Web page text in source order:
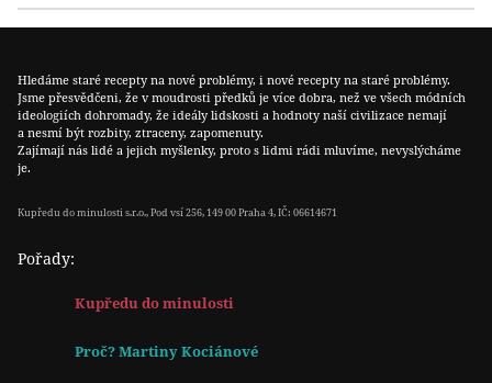
Hledáme staré recepty na nové problémy, i nové recepty na staré problémy.
Jsme přesvědčeni, že v moudrosti předků je více dobra, než ve všech módních
ideologiích dohromady, že ideály lidskosti a hodnoty naší civilizace nemají
a nesmí být rozbity, ztraceny, zapomenuty.
Zajímají nás lidé a jejich myšlenky, proto s lidmi rádi mluvíme, nevyslýcháme
je.
Kupředu do minulosti s.r.o., Pod vsí 256, 149 00 Praha 4, IČ: 06614671
Pořady:
Kupředu do minulosti
Proč? Martiny Kociánové